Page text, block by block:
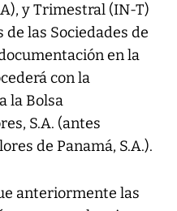
y Trimestral (IN-T)
las Sociedades de
en la
con la
la Bolsa
S.A. (antes
de Panamá, S.A.).
anteriormente las